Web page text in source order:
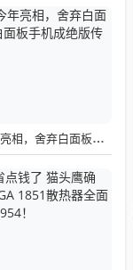
魅族23今年亮相，舍弃白面板设计，白面板手机成绝版传统